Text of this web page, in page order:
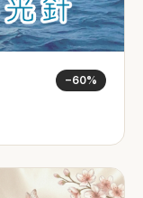
−60%